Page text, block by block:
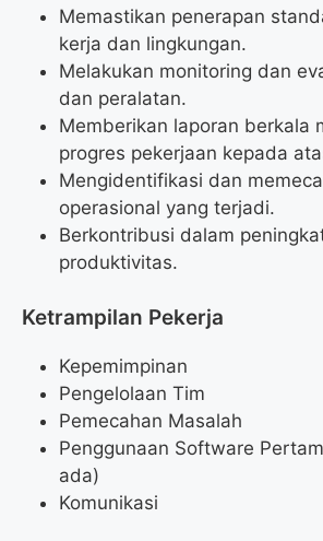
Memastikan penerapan
kerja dan lingkungan.
Melakukan monitoring dan
dan peralatan.
Memberikan laporan berkala
progres pekerjaan kepada
Mengidentifikasi dan
operasional yang terjadi.
Berkontribusi dalam
produktivitas.
Ketrampilan Pekerja
Kepemimpinan
Pengelolaan Tim
Pemecahan Masalah
Penggunaan Software
ada)
Komunikasi